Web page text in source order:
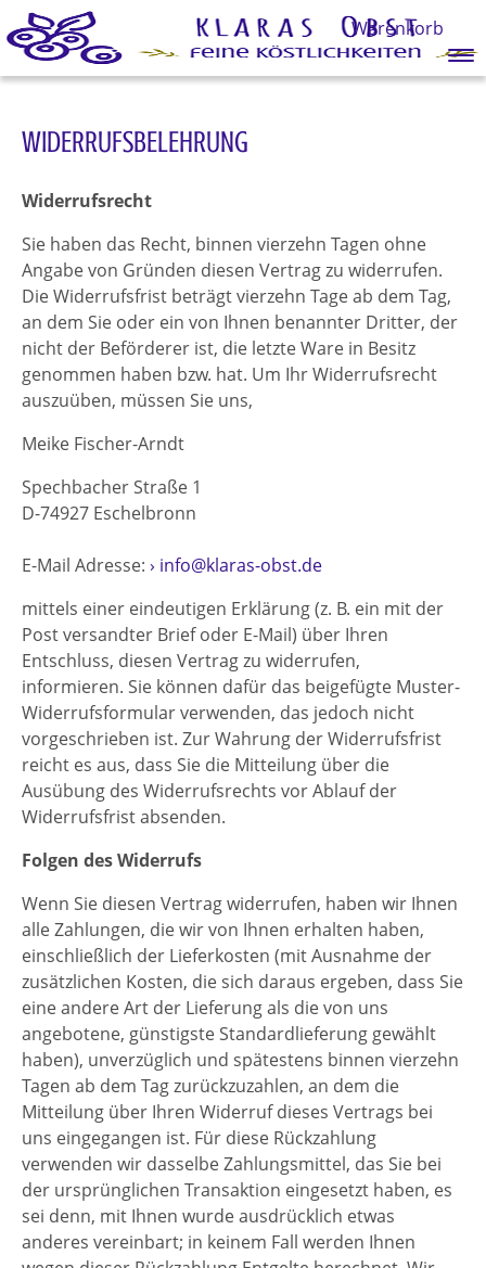
Springe direkt zu:
Hauptmenü
Warenkorb
WIDERRUFSBELEHRUNG
Widerrufsrecht
Sie haben das Recht, binnen vierzehn Tagen ohne
Angabe von Gründen diesen Vertrag zu widerrufen.
Die Widerrufsfrist beträgt vierzehn Tage ab dem Tag,
an dem Sie oder ein von Ihnen benannter Dritter, der
nicht der Beförderer ist, die letzte Ware in Besitz
genommen haben bzw. hat. Um Ihr Widerrufsrecht
auszuüben, müssen Sie uns,
Meike Fischer-Arndt
Spechbacher Straße 1
D-74927 Eschelbronn
E-Mail Adresse: info@klaras-obst.de
mittels einer eindeutigen Erklärung (z. B. ein mit der
Post versandter Brief oder E-Mail) über Ihren
Entschluss, diesen Vertrag zu widerrufen,
informieren. Sie können dafür das beigefügte Muster-
Widerrufsformular verwenden, das jedoch nicht
vorgeschrieben ist. Zur Wahrung der Widerrufsfrist
reicht es aus, dass Sie die Mitteilung über die
Ausübung des Widerrufsrechts vor Ablauf der
Widerrufsfrist absenden.
Folgen des Widerrufs
Wenn Sie diesen Vertrag widerrufen, haben wir Ihnen
alle Zahlungen, die wir von Ihnen erhalten haben,
einschließlich der Lieferkosten (mit Ausnahme der
zusätzlichen Kosten, die sich daraus ergeben, dass Sie
eine andere Art der Lieferung als die von uns
angebotene, günstigste Standardlieferung gewählt
haben), unverzüglich und spätestens binnen vierzehn
Tagen ab dem Tag zurückzuzahlen, an dem die
Mitteilung über Ihren Widerruf dieses Vertrags bei
uns eingegangen ist. Für diese Rückzahlung
verwenden wir dasselbe Zahlungsmittel, das Sie bei
der ursprünglichen Transaktion eingesetzt haben, es
sei denn, mit Ihnen wurde ausdrücklich etwas
anderes vereinbart; in keinem Fall werden Ihnen